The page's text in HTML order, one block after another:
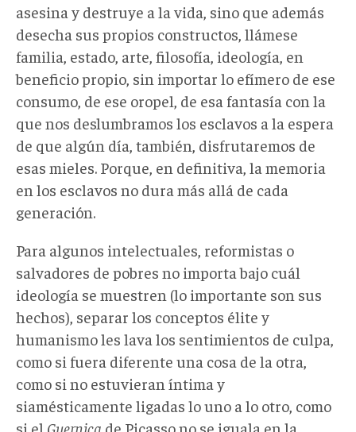
asesina y destruye a la vida, sino que además
desecha sus propios constructos, llámese
familia, estado, arte, filosofía, ideología, en
beneficio propio, sin importar lo efímero de ese
consumo, de ese oropel, de esa fantasía con la
que nos deslumbramos los esclavos a la espera
de que algún día, también, disfrutaremos de
esas mieles. Porque, en definitiva, la memoria
en los esclavos no dura más allá de cada
generación.
Para algunos intelectuales, reformistas o
salvadores de pobres no importa bajo cuál
ideología se muestren (lo importante son sus
hechos), separar los conceptos élite y
humanismo les lava los sentimientos de culpa,
como si fuera diferente una cosa de la otra,
como si no estuvieran íntima y
siamésticamente ligadas lo uno a lo otro, como
si el Guernica de Picasso no se iguala en la